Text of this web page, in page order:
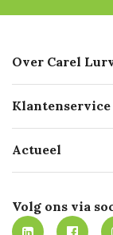
Over Carel
Geschiedenis
Missie
Werken bij Carel
MVO
Klantenservice
Bezorgen
Mijn Carel Lurvink
Mijn Carel Lurvink
Actueel
Innovation LAB
Tevreden klanten
Volg ons via